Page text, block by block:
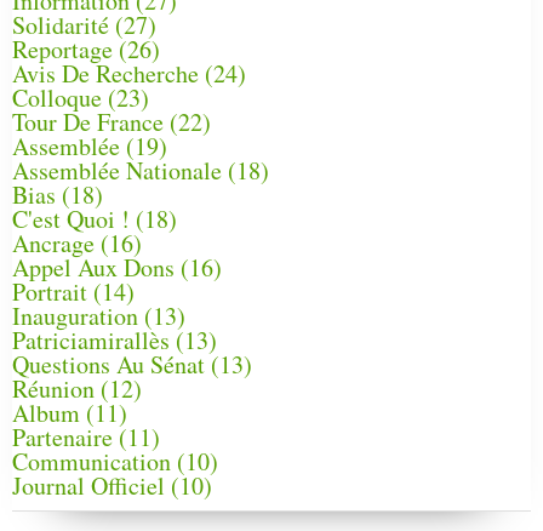
Solidarité (27)
Reportage(26)
Avis De Recherche (24)
Colloque (23)
Tour De France (22)
Assemblée (19)
Assemblée Nationale (18)
Bias (18)
C'est Quoi ! (18)
Ancrage (16)
Appel Aux Dons (16)
Portrait (14)
Inauguration (13)
Patriciamirallès (13)
Questions Au Sénat(13)
Réunion (12)
Album (11)
Partenaire(11)
Communication (10)
Journal Officiel (10)